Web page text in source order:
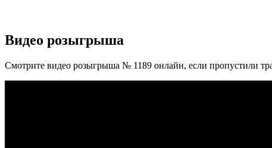
Видео розыгрыша
Смотрите видео розыгрыша № 1189 онлайн, если пропустили